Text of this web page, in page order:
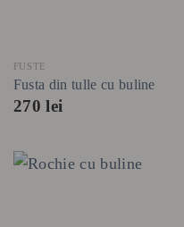
FUSTE
Fusta din tulle cu buline
270lei